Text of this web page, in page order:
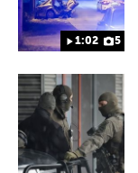
1:02 5